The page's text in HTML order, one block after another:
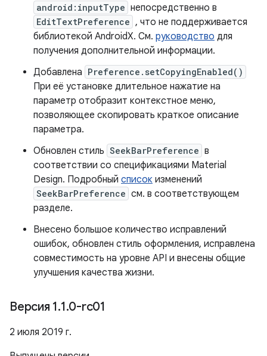
android:inputType непосредственно в
EditTextPreference , что не поддерживается
библиотекой AndroidX. См. руководство для
получения дополнительной информации.
Добавлена Preference.setCopyingEnabled()
При её установке длительное нажатие на
параметр отобразит контекстное меню,
позволяющее скопировать краткое описание
параметра.
Обновлен стиль SeekBarPreference в
соответствии со спецификациями Material
Design. Подробный список изменений
SeekBarPreference см. в соответствующем
разделе.
Внесено большое количество исправлений
ошибок, обновлен стиль оформления, исправлена ​​
совместимость на уровне API и внесены общие
улучшения качества жизни.
Версия 1.1.0-rc01
2 июля 2019 г.